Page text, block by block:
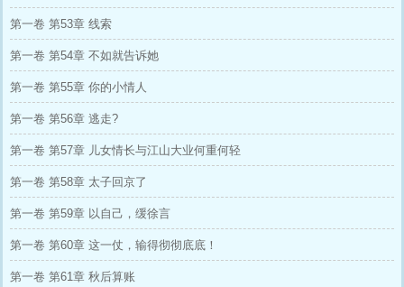
第一卷 第53章 线索
第一卷 第54章 不如就告诉她
第一卷 第55章 你的小情人
第一卷 第56章 逃走?
第一卷 第57章 儿女情长与江山大业何重何轻
第一卷 第58章 太子回京了
第一卷 第59章 以自己，缓徐言
第一卷 第60章 这一仗，输得彻彻底底！
第一卷 第61章 秋后算账